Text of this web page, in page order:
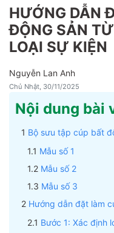
HƯỚNG DẪN
ĐỘNG SẢN
LOẠI SỰ KIỆN
Nguyễn Lan Anh
Chủ Nhật, 30/11/2025
Nội dung bài
Bộ sưu tập cúp bất
Mẫu số 1
Mẫu số 2
Mẫu số 3
Hướng dẫn đặt làm
Bước 1: Xác định